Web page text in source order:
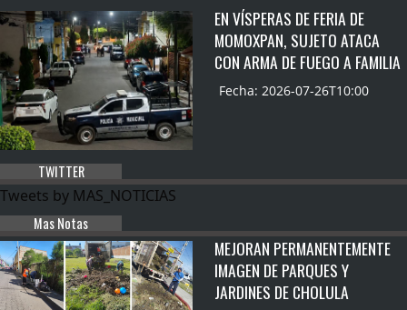
EN VÍSPERAS DE FERIA DE
MOMOXPAN, SUJETO ATACA
CON ARMA DE FUEGO A FAMILIA
Fecha: 2026-07-26T10:00
TWITTER
Tweets by MAS_NOTICIAS
Mas Notas
MEJORAN PERMANENTEMENTE
IMAGEN DE PARQUES Y
JARDINES DE CHOLULA